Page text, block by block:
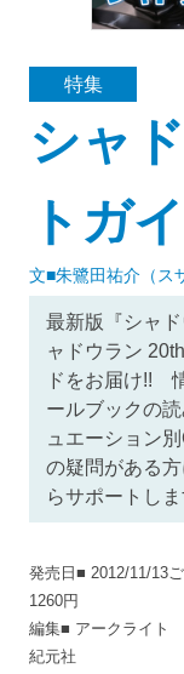
特集
シャ
トガ
文■朱鷺田祐介（ス
最新版『シャ
ャドウラン
ドをお届け!!
ールブックの
ュエーション
の疑問がある
らサポートしま
発売日■ 2012/11/13
1260円
編集■ アークライト
紀元社